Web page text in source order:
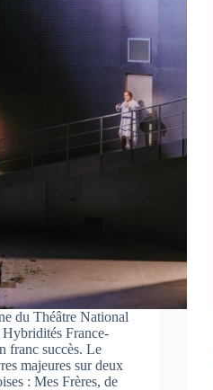
du Théâtre National
Hybridités France-
franc succès. Le
majeures sur deux
: Mes Frères, de